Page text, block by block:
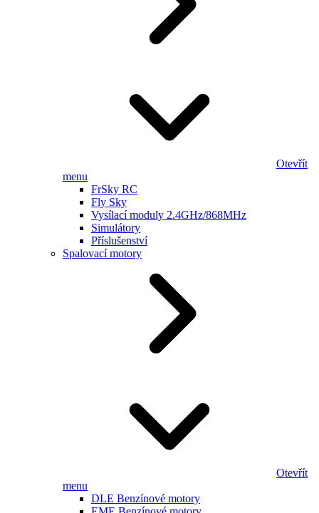
Otevřít
menu
FrSky RC
Fly Sky
Vysílací moduly 2.4GHz/868MHz
Simulátory
Příslušenství
Spalovací motory
Otevřít
menu
DLE Benzínové motory